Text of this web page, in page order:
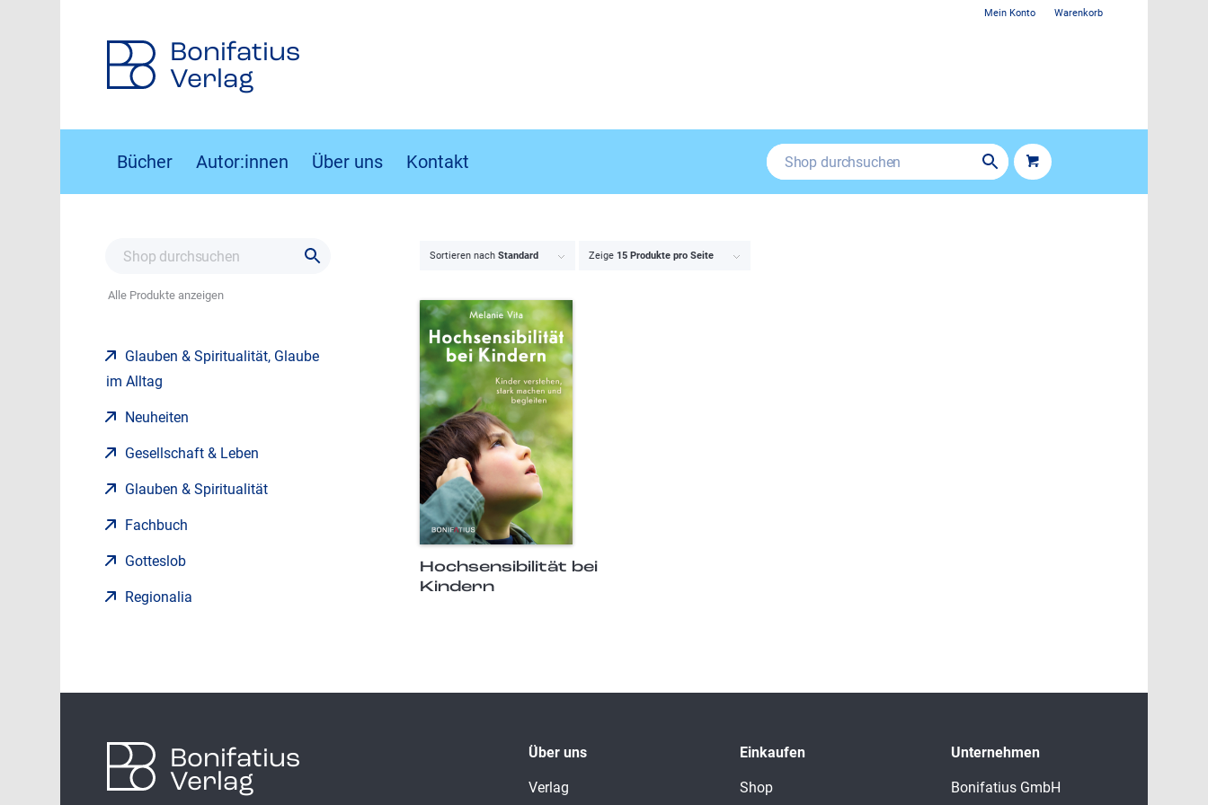
Mein Konto Warenkorb
Bonifatius
Verlag
Bücher Autor:innen Über uns Kontakt
Sortieren nach Standard Zeige 15 Produkte pro Seite
Hochsensibilität bei
Kindern
Alle Produkte anzeigen
Glauben & Spiritualität, Glaube
im Alltag
Neuheiten
Gesellschaft & Leben
Glauben & Spiritualität
Fachbuch
Gotteslob
Regionalia
Bonifatius
Verlag
Über uns
Verlag
Einkaufen
Shop
Unternehmen
Bonifatius GmbH